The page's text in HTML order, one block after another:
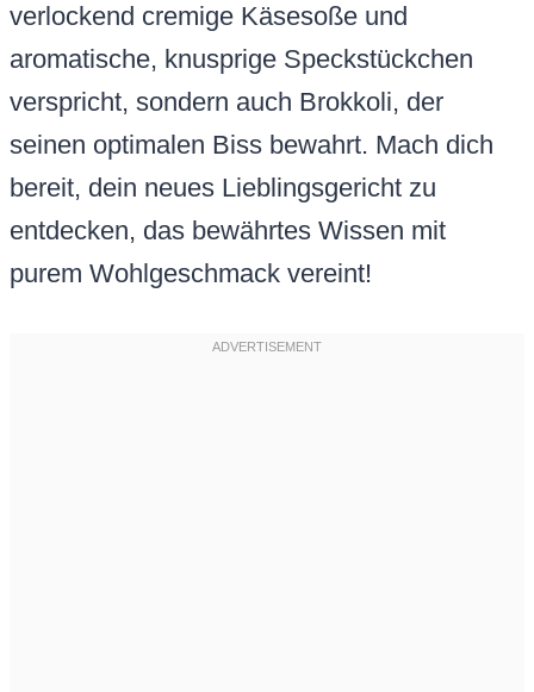
verlockend cremige Käsesoße und
aromatische, knusprige Speckstückchen
verspricht, sondern auch Brokkoli, der
seinen optimalen Biss bewahrt. Mach dich
bereit, dein neues Lieblingsgericht zu
entdecken, das bewährtes Wissen mit
purem Wohlgeschmack vereint!